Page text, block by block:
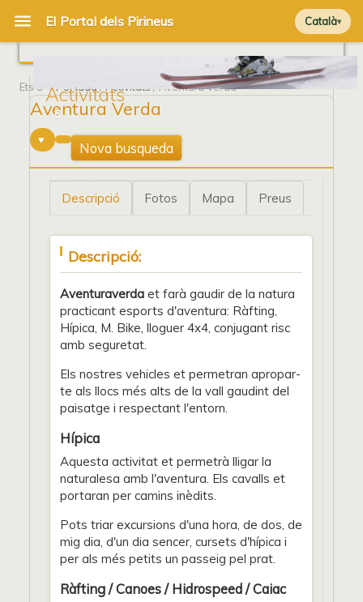
Català
Activitats
Ets a Portada / Activitats / Aventura Verda
Aventura Verda
5
Nova busqueda
Descripció Fotos Mapa Preus
Descripció:
Aventuraverda et farà gaudir de la natura
practicant esports d'aventura: Ràfting,
Hípica, M. Bike, lloguer 4x4, conjugant risc
amb seguretat.
Els nostres vehicles et permetran apropar-
te als llocs més alts de la vall gaudint del
paisatge i respectant l'entorn.
Hípica
Aquesta activitat et permetrà lligar la
naturalesa amb l'aventura. Els cavalls et
portaran per camins inèdits.
Pots triar excursions d'una hora, de dos, de
mig dia, d'un dia sencer, cursets d'hípica i
per als més petits un passeig pel prat.
Ràfting / Canoes / Hidrospeed / Caiac